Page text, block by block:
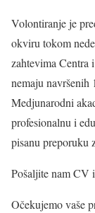
Volontiranje je
okviru tokom
zahtevima Centra
nemaju navršenih
Medjunarodni
profesionalnu i
pisanu preporuku
Pošaljite nam CV
Očekujemo vaše